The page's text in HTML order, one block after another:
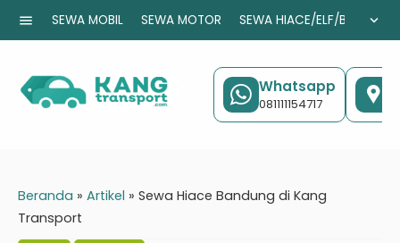
menu SEWA MOBIL SEWA MOTOR SEWA HIACE/ELF/BUS expand_more
Whatsapp
081111154717
Beranda » Artikel » Sewa Hiace Bandung di Kang
Transport